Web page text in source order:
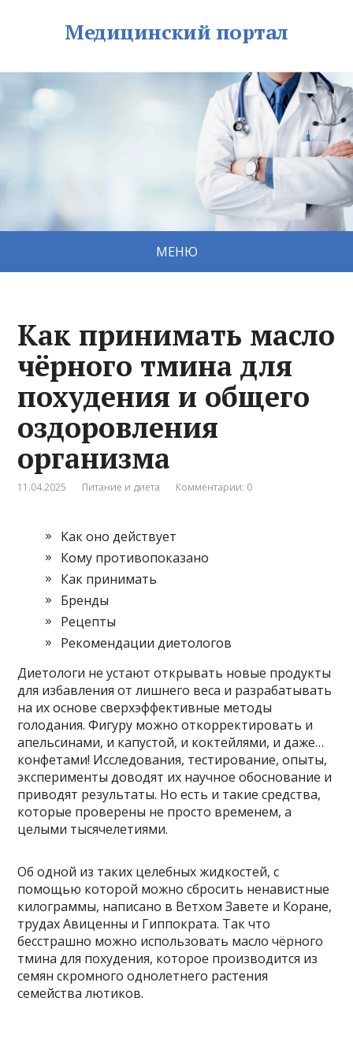
Медицинский портал
МЕНЮ
Как принимать масло
чёрного тмина для
похудения и общего
оздоровления
организма
11.04.2025 Питание и диета Комментарии: 0
Как оно действует
Кому противопоказано
Как принимать
Бренды
Рецепты
Рекомендации диетологов
Диетологи не устают открывать новые продукты
для избавления от лишнего веса и разрабатывать
на их основе сверхэффективные методы
голодания. Фигуру можно откорректировать и
апельсинами, и капустой, и коктейлями, и даже…
конфетами! Исследования, тестирование, опыты,
эксперименты доводят их научное обоснование и
приводят результаты. Но есть и такие средства,
которые проверены не просто временем, а
целыми тысячелетиями.
Об одной из таких целебных жидкостей, с
помощью которой можно сбросить ненавистные
килограммы, написано в Ветхом Завете и Коране,
трудах Авиценны и Гиппократа. Так что
бесстрашно можно использовать масло чёрного
тмина для похудения, которое производится из
семян скромного однолетнего растения
семейства лютиков.